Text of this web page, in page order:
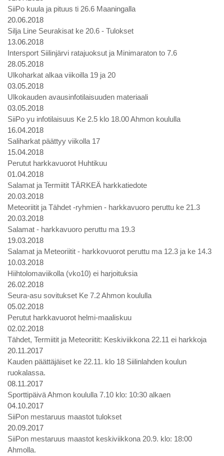
SiiPo kuula ja pituus ti 26.6 Maaningalla
20.06.2018
Silja Line Seurakisat ke 20.6 - Tulokset
13.06.2018
Intersport Siilinjärvi ratajuoksut ja Minimaraton to 7.6
28.05.2018
Ulkoharkat alkaa viikoilla 19 ja 20
03.05.2018
Ulkokauden avausinfotilaisuuden materiaali
03.05.2018
SiiPo yu infotilaisuus Ke 2.5 klo 18.00 Ahmon koululla
16.04.2018
Saliharkat päättyy viikolla 17
15.04.2018
Perutut harkkavuorot Huhtikuu
01.04.2018
Salamat ja Termiitit TÄRKEÄ harkkatiedote
20.03.2018
Meteoriitit ja Tähdet -ryhmien - harkkavuoro peruttu ke 21.3
20.03.2018
Salamat - harkkavuoro peruttu ma 19.3
19.03.2018
Salamat ja Meteoriitit - harkkovuorot peruttu ma 12.3 ja ke 14.3
10.03.2018
Hiihtolomaviikolla (vko10) ei harjoituksia
26.02.2018
Seura-asu sovitukset Ke 7.2 Ahmon koululla
05.02.2018
Perutut harkkavuorot helmi-maaliskuu
02.02.2018
Tähdet, Termiitit ja Meteoriitit: Keskiviikkona 22.11 ei harkkoja
20.11.2017
Kauden päättäjäiset ke 22.11. klo 18 Siilinlahden koulun
ruokalassa.
08.11.2017
Sporttipäivä Ahmon koululla 7.10 klo: 10:30 alkaen
04.10.2017
SiiPon mestaruus maastot tulokset
20.09.2017
SiiPon mestaruus maastot keskiviikkona 20.9. klo: 18:00
Ahmolla.